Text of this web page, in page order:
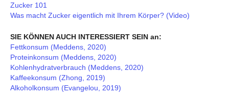
Zucker 101
Was macht Zucker eigentlich mit Ihrem Körper? (Video)
SIE KÖNNEN AUCH INTERESSIERT SEIN an:
Fettkonsum (Meddens, 2020)
Proteinkonsum (Meddens, 2020)
Kohlenhydratverbrauch (Meddens, 2020)
Kaffeekonsum (Zhong, 2019)
Alkoholkonsum (Evangelou, 2019)